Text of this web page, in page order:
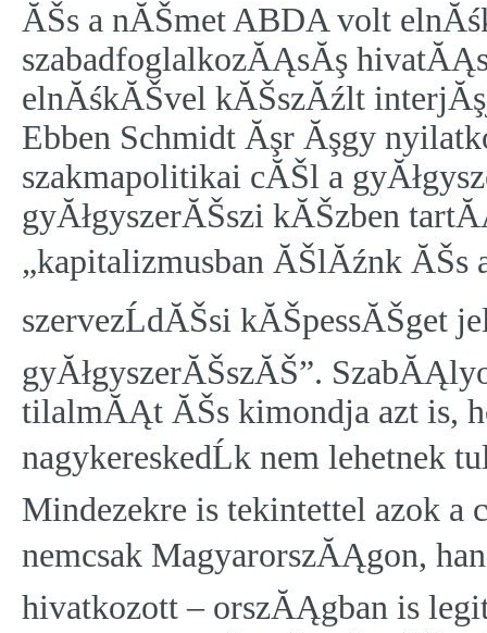
ĂŠs a nĂŠmet ABDA volt
szabadfoglalkozĂĄsĂş
elnĂśkĂŠvel kĂŠszĂźlt
Ebben Schmidt Ăşr Ăşgy
szakmapolitikai cĂŠl a
gyĂłgyszerĂŠszi kĂŠzben
„kapitalizmusban ĂŠlĂźnk ĂŠs
szervezĹdĂŠsi kĂŠpessĂŠget
gyĂłgyszerĂŠszĂŠ”.
tilalmĂĄt ĂŠs kimondja azt is,
nagykereskedĹk nem lehetnek
Mindezekre is tekintettel azok
nemcsak MagyarorszĂĄgon,
hivatkozott – orszĂĄgban is